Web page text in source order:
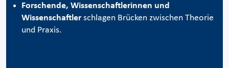
Forschende, Wissenschaftlerinnen und
Wissenschaftlerschlagen Brücken zwischen Theorie
und Praxis.